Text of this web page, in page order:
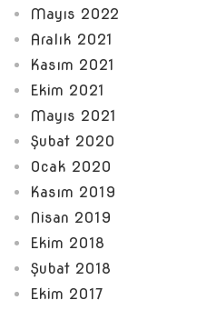
Mayıs 2022
Aralık 2021
Kasım 2021
Ekim 2021
Mayıs 2021
Şubat 2020
Ocak 2020
Kasım 2019
Nisan 2019
Ekim 2018
Şubat 2018
Ekim 2017